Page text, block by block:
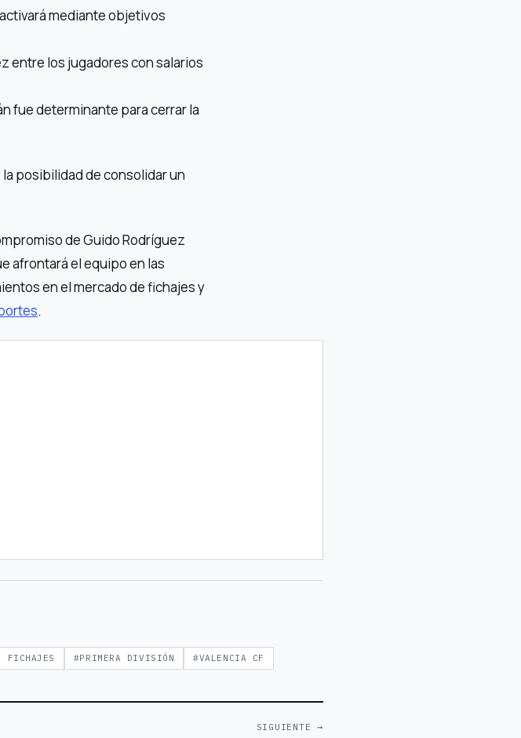
mediante objetivos
entre los jugadores con salarios
fue determinante para cerrar la
posibilidad de consolidar un
de Guido Rodríguez
afrontará el equipo en las
en el mercado de fichajes y
.
FICHAJES #PRIMERA DIVISIÓN #VALENCIA CF
SIGUIENTE →